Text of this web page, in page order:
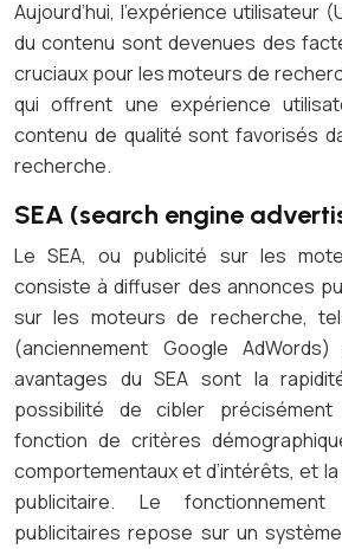
Aujourd’hui, l’expérience utilisateur
du contenu sont devenues des
cruciaux pour les moteurs de
qui offrent une expérience
contenu de qualité sont favorisés
recherche.
SEA (search engine
Le SEA, ou publicité sur les
consiste à diffuser des annonces
sur les moteurs de recherche,
(anciennement Google
avantages du SEA sont la
possibilité de cibler
fonction de critères
comportementaux et d’intérêts, et
publicitaire. Le
publicitaires repose sur un